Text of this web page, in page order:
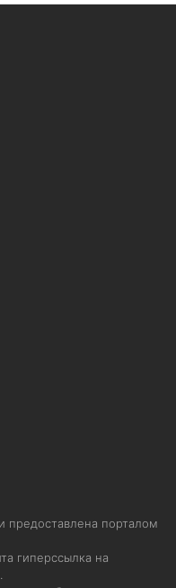
предоставлена порталом
гиперссылка на